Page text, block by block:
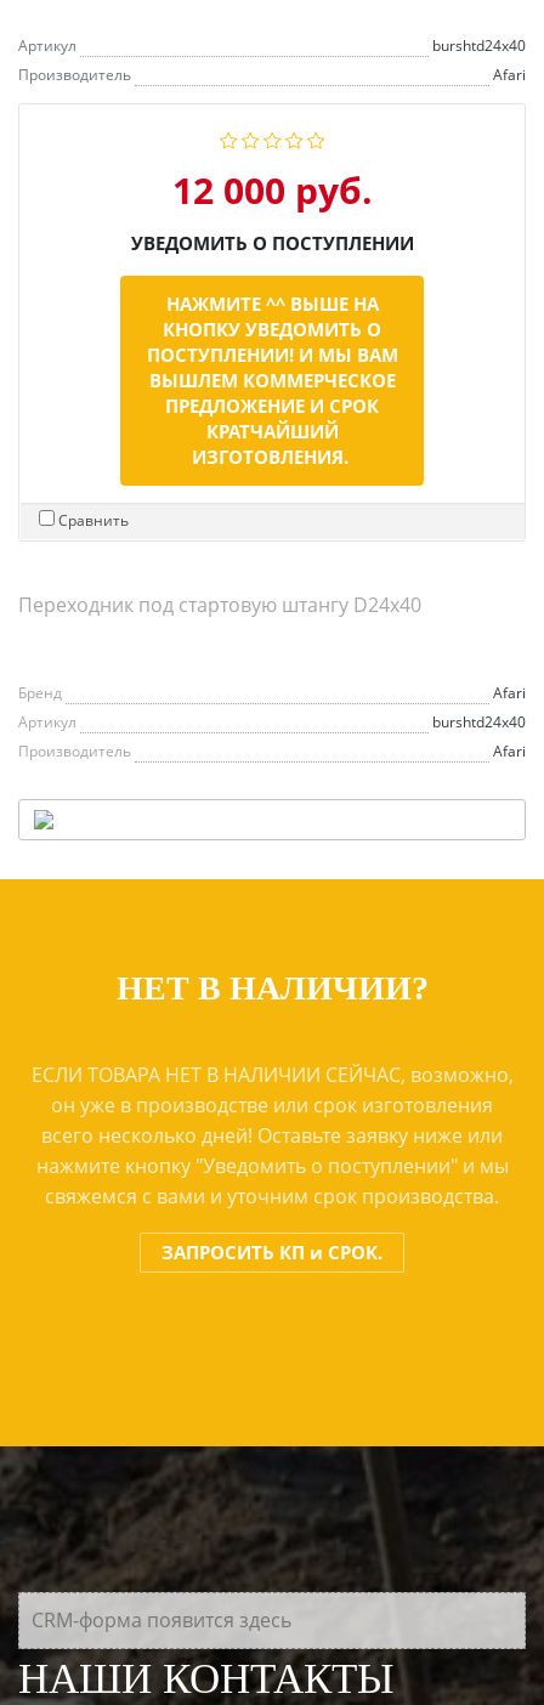
Артикул
burshtd24x40
Производитель
Afari
12 000 руб.
УВЕДОМИТЬ О ПОСТУПЛЕНИИ
НАЖМИТЕ ^^ ВЫШЕ НА
КНОПКУ УВЕДОМИТЬ О
ПОСТУПЛЕНИИ! И МЫ ВАМ
ВЫШЛЕМ КОММЕРЧЕСКОЕ
ПРЕДЛОЖЕНИЕ И СРОК
КРАТЧАЙШИЙ
ИЗГОТОВЛЕНИЯ.
Сравнить
Переходник под стартовую штангу D24x40
Бренд
Afari
Артикул
burshtd24x40
Производитель
Afari
НЕТ В НАЛИЧИИ?
ЕСЛИ ТОВАРА НЕТ В НАЛИЧИИ СЕЙЧАС, возможно,
он уже в производстве или срок изготовления
всего несколько дней! Оставьте заявку ниже или
нажмите кнопку "Уведомить о поступлении" и мы
свяжемся с вами и уточним срок производства.
ЗАПРОСИТЬ КП и СРОК.
CRM-форма появится здесь
НАШИ КОНТАКТЫ